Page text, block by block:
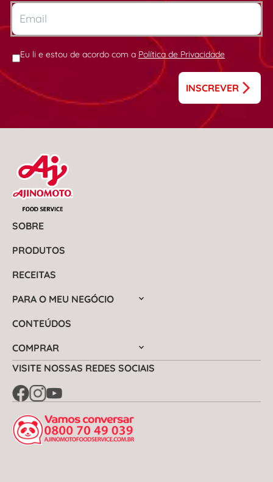
Eu li e estou de acordo com a Política de Privacidade
INSCREVER
SOBRE
PRODUTOS
RECEITAS
PARA O MEU NEGÓCIO
CONTEÚDOS
COMPRAR
VISITE NOSSAS REDES SOCIAIS